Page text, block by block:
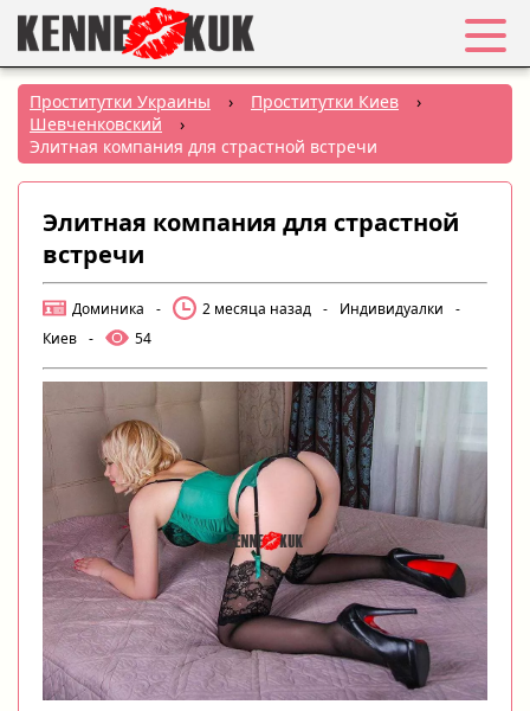
Избранное
Вход
Города:
РУС
УКР
Создать объявление
Проститутки Украины › Проститутки Киев
›
Шевченковский
›
Элитная компания для страстной встречи
Элитная компания для страстной
встречи
Доминика - 2 месяца назад - Индивидуалки
-
Киев - 54